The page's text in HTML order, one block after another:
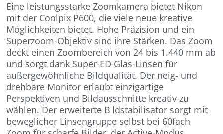
Eine leistungsstarke Zoomkamera bietet Nikon
mit der Coolpix P600, die viele neue kreative
Möglichkeiten bietet. Hohe Präzision und ein
Superzoom-Objektiv sind ihre Stärken. Das Zoom
deckt einen Zoombereich von 24 bis 1.440 mm ab
und sorgt dank Super-ED-Glas-Linsen für
außergewöhnliche Bildqualität. Der neig- und
drehbare Monitor erlaubt einzigartige
Perspektiven und Bildausschnitte kreativ zu
wählen. Der erweiterte Bildstabilisator sorgt mit
beweglicher Linsengruppe selbst bei 60fach